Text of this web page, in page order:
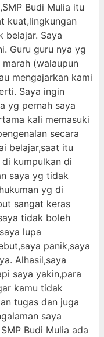
Budi Mulia itu
kuat,lingkungan
belajar. Saya
Guru guru nya yg
(walaupun
mengajarkan kami
Saya ingin
yg pernah saya
kali memasuki
secara
belajar,saat itu
kumpulkan di
saya yg tidak
yg di
sangat keras
tidak boleh
lupa
panik,saya
Alhasil,saya
saya yakin,para
kamu tidak
tugas dan juga
saya
Budi Mulia ada